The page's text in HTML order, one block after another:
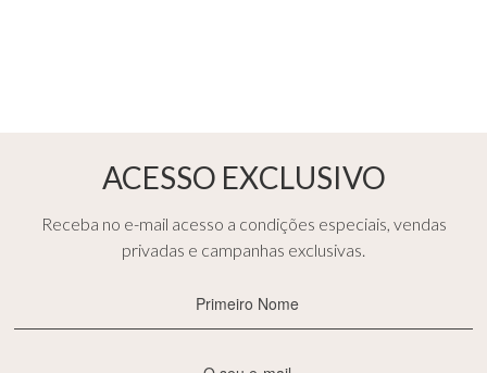
ACESSO EXCLUSIVO
Receba no e-mail acesso a condições especiais, vendas
privadas e campanhas exclusivas.
Nome